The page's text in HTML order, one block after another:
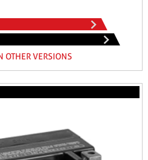
OTHER VERSIONS